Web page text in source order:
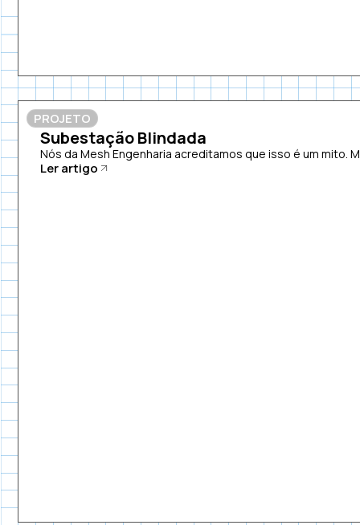
PROJETO
Subestação Blindada
Nós da Mesh Engenharia acreditamos que isso é um mito.
Ler artigo